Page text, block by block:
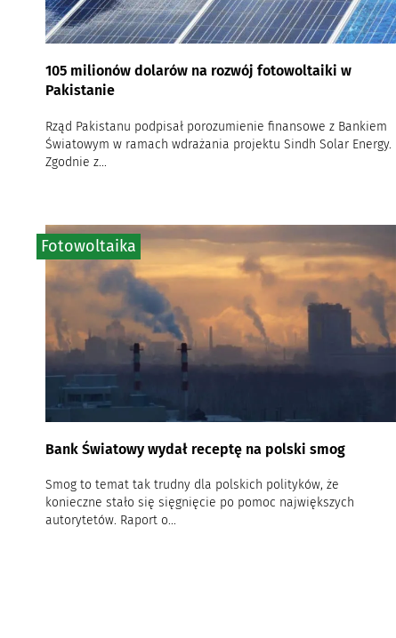
105 milionów dolarów na rozwój fotowoltaiki w
Pakistanie
Rząd Pakistanu podpisał porozumienie finansowe z Bankiem
Światowym w ramach wdrażania projektu Sindh Solar Energy.
Zgodnie z...
Bank Światowy wydał receptę na polski smog
Smog to temat tak trudny dla polskich polityków, że
konieczne stało się sięgnięcie po pomoc największych
autorytetów. Raport o...
Fotowoltaika